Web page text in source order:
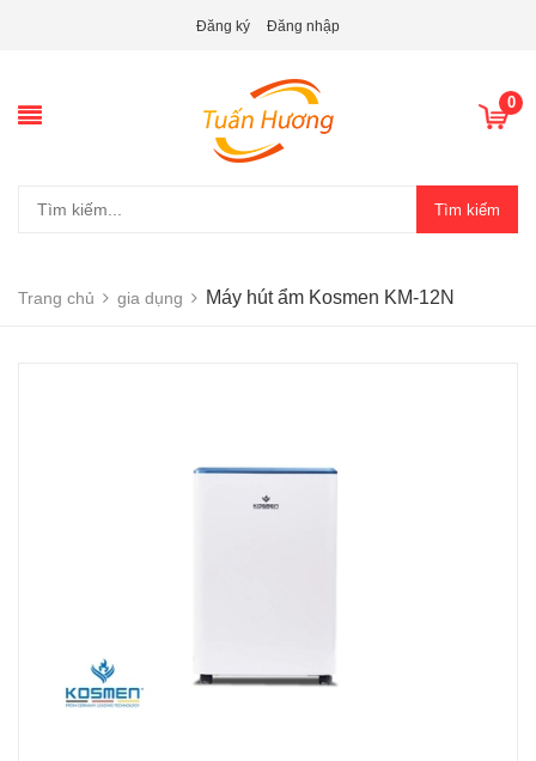
Đăng ký Đăng nhập
0
Tìm kiếm
Trang chủ gia dụng Máy hút ẩm Kosmen KM-12N